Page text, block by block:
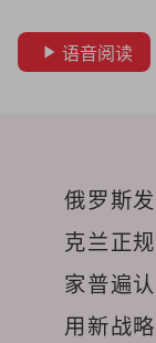
语音阅读
俄罗斯
克兰正
家普遍
用新战